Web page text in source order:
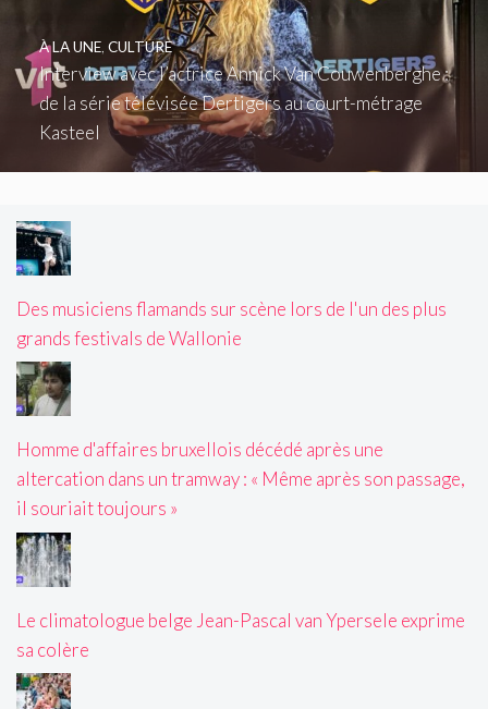
Interview avec l’actrice Annick Van Couwenberghe :
de la série télévisée Dertigers au court-métrage
Kasteel
À LA UNE, CULTURE
Des musiciens flamands sur scène lors de l'un des plus
grands festivals de Wallonie
Homme d'affaires bruxellois décédé après une
altercation dans un tramway : « Même après son passage,
il souriait toujours »
Le climatologue belge Jean-Pascal van Ypersele exprime
sa colère